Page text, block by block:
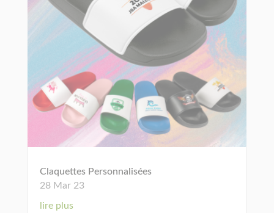
Claquettes Personnalisées
28 Mar 23
lire plus